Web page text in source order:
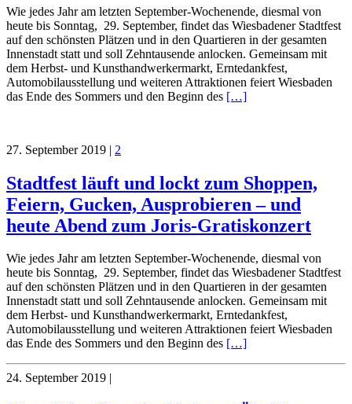
Wie jedes Jahr am letzten September-Wochenende, diesmal von
heute bis Sonntag, 29. September, findet das Wiesbadener Stadtfest
auf den schönsten Plätzen und in den Quartieren in der gesamten
Innenstadt statt und soll Zehntausende anlocken. Gemeinsam mit
dem Herbst- und Kunsthandwerkermarkt, Erntedankfest,
Automobilausstellung und weiteren Attraktionen feiert Wiesbaden
das Ende des Sommers und den Beginn des […]
27. September 2019 | 2
Stadtfest läuft und lockt zum Shoppen,
Feiern, Gucken, Ausprobieren – und
heute Abend zum Joris-Gratiskonzert
Wie jedes Jahr am letzten September-Wochenende, diesmal von
heute bis Sonntag, 29. September, findet das Wiesbadener Stadtfest
auf den schönsten Plätzen und in den Quartieren in der gesamten
Innenstadt statt und soll Zehntausende anlocken. Gemeinsam mit
dem Herbst- und Kunsthandwerkermarkt, Erntedankfest,
Automobilausstellung und weiteren Attraktionen feiert Wiesbaden
das Ende des Sommers und den Beginn des […]
24. September 2019 |